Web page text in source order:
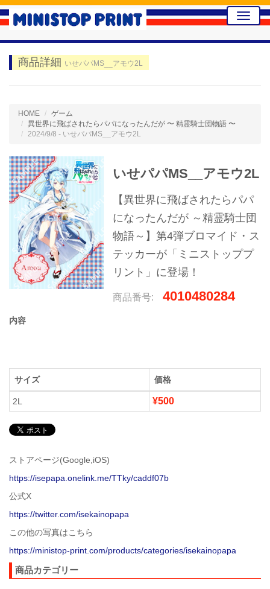
Toggle
商品詳細 いせパパMS__アモウ2L
HOME
ゲーム
異世界に飛ばされたらパパになったんだが 〜 精霊騎士団物語 〜
2024/9/8 - いせパパMS__アモウ2L
いせパパMS__アモウ2L
【異世界に飛ばされたらパパ
になったんだが ～精霊騎士団
物語～】第4弾ブロマイド・ス
テッカーが「ミニストッププ
リント」に登場！
商品番号: 4010480284
内容
サイズ 価格
2L ¥500
ストアページ(Google,iOS)
https://isepapa.onelink.me/TTky/caddf07b
公式X
https://twitter.com/isekainopapa
この他の写真はこちら
https://ministop-print.com/products/categories/isekainopapa
商品カテゴリー